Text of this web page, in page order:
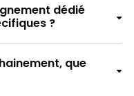
vous prenez,
dédié
?
que